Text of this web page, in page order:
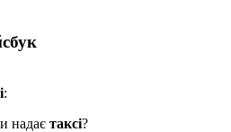
:
надає таксі?